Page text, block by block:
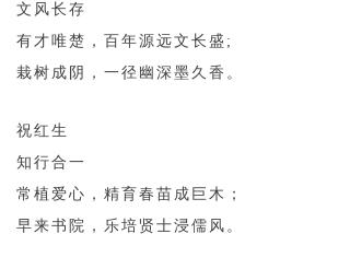
文风长存
有才唯楚，百年源远文长盛;
栽树成阴，一径幽深墨久香。
祝红生
知行合一
常植爱心，精育春苗成巨木；
早来书院，乐培贤士浸儒风。